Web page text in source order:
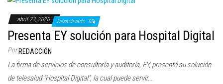
abril 23, 2020 Desactivado
Presenta EY solución para Hospital Digital
Por REDACCIÓN
La firma de servicios de consultoría y auditoría, EY, presentó su solución
de telesalud “Hospital Digital”, la cual puede servir…